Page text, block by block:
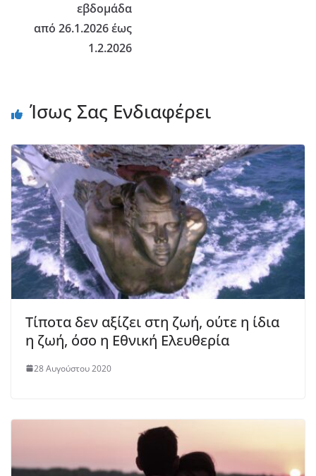
εβδομάδα
από 26.1.2026 έως
1.2.2026
Ίσως Σας Ενδιαφέρει
Τίποτα δεν αξίζει στη ζωή, ούτε η ίδια
η ζωή, όσο η Εθνική Ελευθερία
28 Αυγούστου 2020